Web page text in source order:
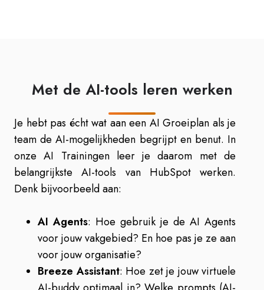
Met de AI-tools leren werken
Je hebt pas écht wat aan een AI Groeiplan als je
team de AI-mogelijkheden begrijpt en benut. In
onze AI Trainingen leer je daarom met de
belangrijkste AI-tools van HubSpot werken.
Denk bijvoorbeeld aan:
AI Agents: Hoe gebruik je de AI Agents
voor jouw vakgebied? En hoe pas je ze aan
voor jouw organisatie?
Breeze Assistant: Hoe zet je jouw virtuele